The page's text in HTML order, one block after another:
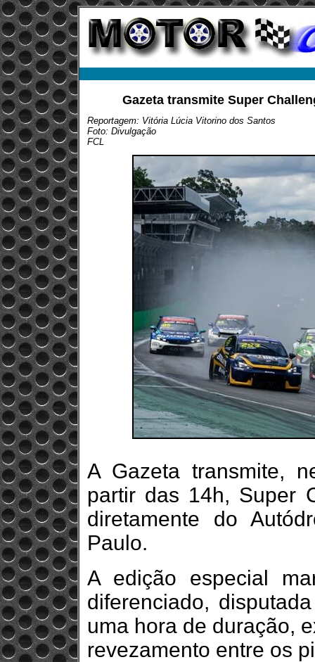
Gazeta transmite Super
Reportagem: Vitória Lúcia Vitorino dos Santos
Foto: Divulgação
FCL
A Gazeta transmite,
partir das 14h, Super
diretamente do
Paulo.
A edição especial
diferenciado,
uma hora de duração,
revezamento entre os